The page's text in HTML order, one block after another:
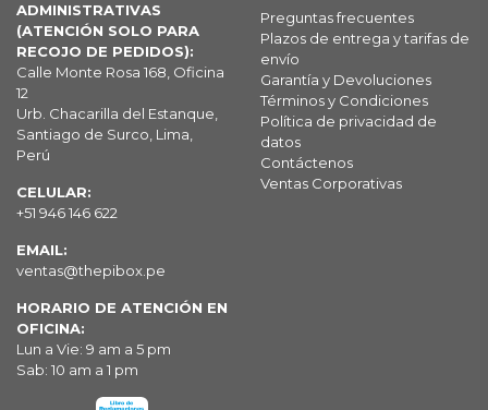
ADMINISTRATIVAS
(ATENCIÓN SOLO PARA
RECOJO DE PEDIDOS):
Calle Monte Rosa 168, Oficina
12
Urb. Chacarilla del Estanque,
Santiago de Surco, Lima,
Perú
CELULAR:
+51 946 146 622
EMAIL:
ventas@thepibox.pe
HORARIO DE ATENCIÓN EN
OFICINA:
Lun a Vie: 9 am a 5 pm
Sab: 10 am a 1 pm
Preguntas frecuentes
Plazos de entrega y tarifas de
envío
Garantía y Devoluciones
Términos y Condiciones
Política de privacidad de
datos
Contáctenos
Ventas Corporativas